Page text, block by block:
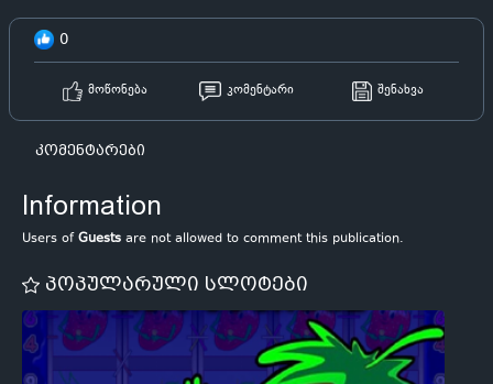
0
მოწონება კომენტარი შენახვა
კომენტარები
Information
Users ofGuests are not allowed to comment this publication.
პოპულარული სლოტები